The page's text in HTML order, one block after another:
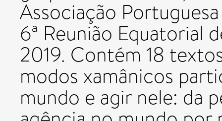
Associação
6ª Reunião Equatorial
2019. Contém 18
modos xamânicos
mundo e agir nele: da